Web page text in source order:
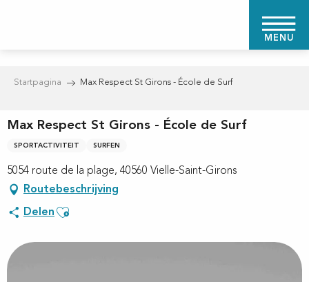
MENU
Startpagina Max Respect St Girons - École de Surf
Max Respect St Girons - École de Surf
SPORTACTIVITEIT SURFEN
5054 route de la plage, 40560 Vielle-Saint-Girons
Routebeschrijving
Delen Ajouter aux favoris